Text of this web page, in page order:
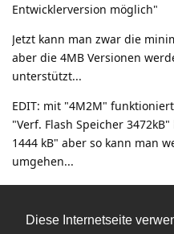
Diese Internetseite
Entwicklerversion möglich"
Jetzt kann man zwar die
aber die 4MB Versionen
unterstützt...
EDIT: mit "4M2M"
"Verf. Flash Speicher
1444 kB" aber so kann man
umgehen...